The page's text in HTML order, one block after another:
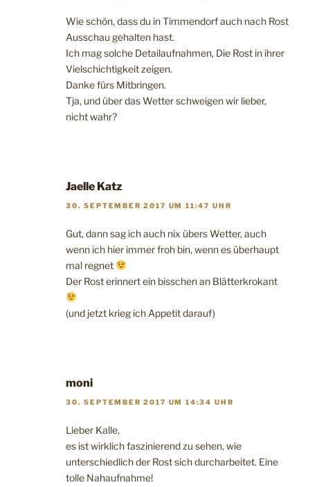
Wie schön, dass du in Timmendorf auch nach Rost
Ausschau gehalten hast.
Ich mag solche Detailaufnahmen, Die Rost in ihrer
Vielschichtigkeit zeigen.
Danke fürs Mitbringen.
Tja, und über das Wetter schweigen wir lieber,
nicht wahr?
Jaelle Katz
30. SEPTEMBER 2017 UM 11:47 UHR
Gut, dann sag ich auch nix übers Wetter, auch
wenn ich hier immer froh bin, wenn es überhaupt
mal regnet
Der Rost erinnert ein bisschen an Blätterkrokant
(und jetzt krieg ich Appetit darauf)
moni
30. SEPTEMBER 2017 UM 14:34 UHR
Lieber Kalle,
es ist wirklich faszinierend zu sehen, wie
unterschiedlich der Rost sich durcharbeitet. Eine
tolle Nahaufnahme!